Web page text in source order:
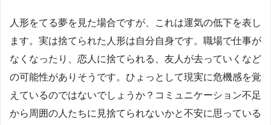
人形をてる夢を見た場合ですが、これは運気の低下を表し
ます。実は捨てられた人形は自分自身です。職場で仕事が
なくなったり、恋人に捨てられる、友人が去っていくなど
の可能性がありそうです。ひょっとして現実に危機感を覚
えているのではないでしょうか？コミュニケーション不足
から周囲の人たちに見捨てられないかと不安に思っている